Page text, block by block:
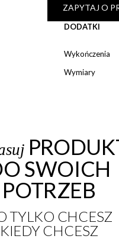
ZAPYTAJ O
DODATKI
Wykończenia
Wymiary
SWOICH
POTRZEB
TYLKO CHCESZ
KIEDY CHCESZ